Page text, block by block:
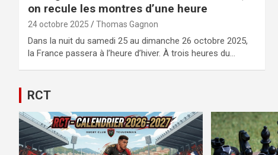
on recule les montres d’une heure
24 octobre 2025 Thomas Gagnon
Dans la nuit du samedi 25 au dimanche 26 octobre 2025,
la France passera à l’heure d’hiver. À trois heures du…
RCT